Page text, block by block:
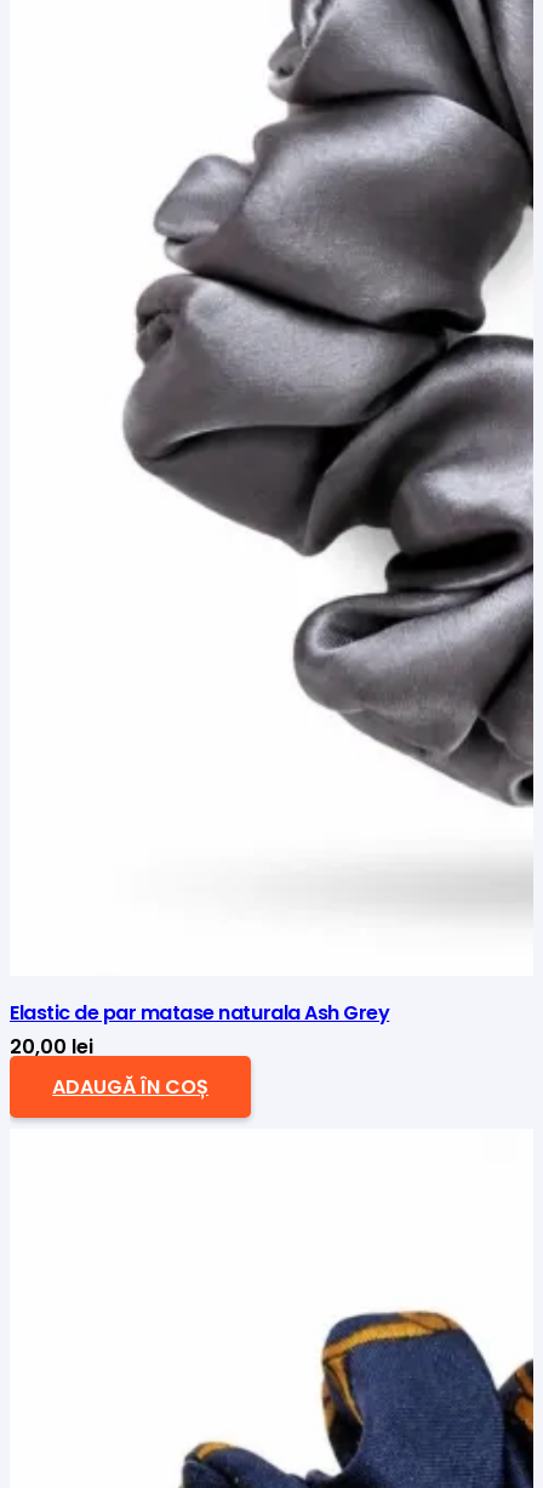
Elastic de par matase naturala Ash Grey
20,00 lei
ADAUGĂ ÎN COȘ